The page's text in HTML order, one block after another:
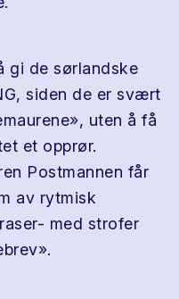
gi de sørlandske
siden de er svært
uten å få
et opprør.
Postmannen får
av rytmisk
med strofer